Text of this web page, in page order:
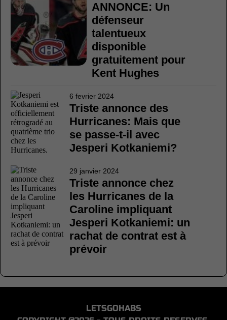
ANNONCE: Un
défenseur
talentueux
disponible
gratuitement pour
Kent Hughes
6 fevrier 2024
Triste annonce des
Hurricanes: Mais que
se passe-t-il avec
Jesperi Kotkaniemi?
29 janvier 2024
Triste annonce chez
les Hurricanes de la
Caroline impliquant
Jesperi Kotkaniemi: un
rachat de contrat est à
prévoir
LETSGOHABS